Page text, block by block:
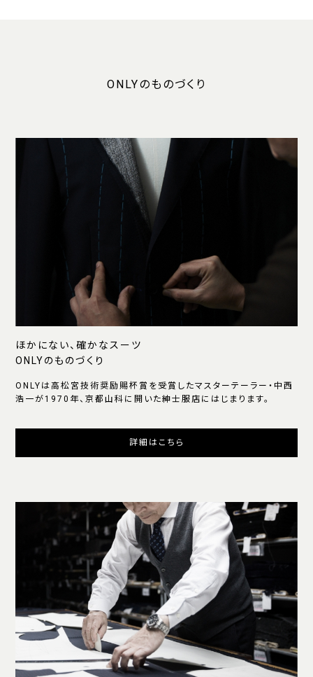
ONLYのものづくり
ほかにない、確かなスーツ
ONLYのものづくり
ONLYは高松宮技術奨励賜杯賞を受賞したマスターテーラー・中西
浩一が1970年、京都山科に開いた紳士服店にはじまります。
詳細はこちら